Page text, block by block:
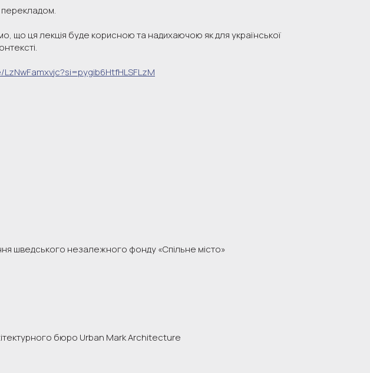
перекладом.
що ця лекція буде корисною та надихаючою як для української
шведського незалежного фонду «Спільне місто»
бюро Urban Mark Architecture